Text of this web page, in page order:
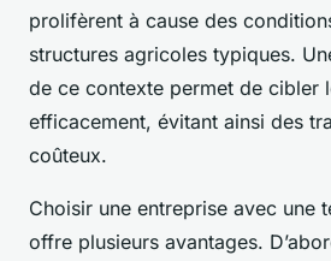
prolifèrent à cause des
structures agricoles typiques.
de ce contexte permet de cibler
efficacement, évitant ainsi des
coûteux.
Choisir une entreprise avec une
offre plusieurs avantages.